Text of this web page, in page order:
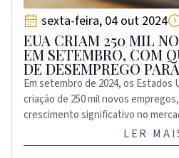
sexta-feira, 04 out 2024
EUA CRIAM 250 MIL
EM SETEMBRO, COM
DE DESEMPREGO
Em setembro de 2024, os Estados
criação de 250 mil novos
crescimento significativo no
LER